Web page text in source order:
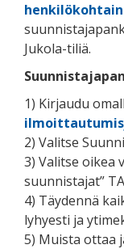
Jukola-tiliä.
1) Kirjaudu
2) Valitse
3) Valitse oikea
suunnistajat”
4) Täydennä
lyhyesti ja
5) Muista ottaa